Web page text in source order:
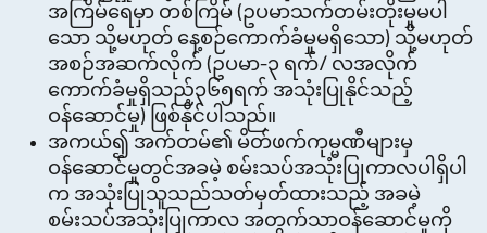
အကြိမ်ရေမှာ တစ်ကြိမ် (ဥပမာသက်တမ်းတိုးမှုမပါ
သော သို့မဟုတ် နေ့စဉ်ကောက်ခံမှုမရှိသော) သို့မဟုတ်
အစဉ်အဆက်လိုက် (ဥပမာ-၃ ရက်/ လအလိုက်
ကောက်ခံမှုရှိသည့်၃၆၅ရက် အသုံးပြုနိုင်သည့်
ဝန်ဆောင်မှု) ဖြစ်နိုင်ပါသည်။
အကယ်၍ အက်တမ်၏ မိတ်ဖက်ကုမ္မဏီများမှ
ဝန်ဆောင်မှုတွင်အခမဲ့ စမ်းသပ်အသုံးပြုကာလပါရှိပါ
က အသုံးပြုသူသည်သတ်မှတ်ထားသည့် အခမဲ့
စမ်းသပ်အသုံးပြုကာလ အတွက်သာဝန်ဆောင်မှုကို